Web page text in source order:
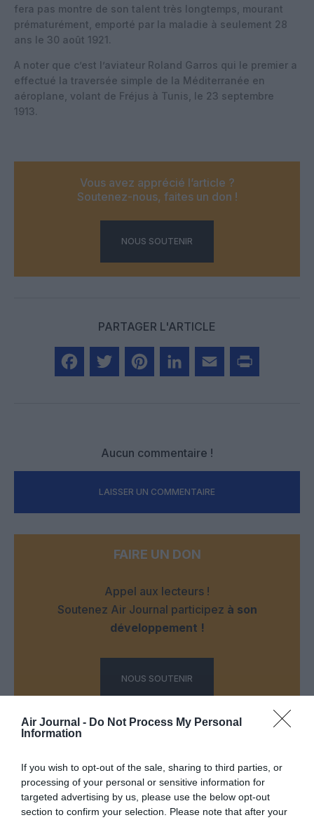
Air Journal - Do Not Process My Personal
Information
If you wish to opt-out of the sale, sharing to third parties, or
processing of your personal or sensitive information for
targeted advertising by us, please use the below opt-out
section to confirm your selection. Please note that after your
fera pas montre de son talent très longtemps, mourant
prématurément, emporté par la maladie à seulement 28
ans le 30 août 1921.
A noter que c’est l’aviateur Roland Garros qui le premier a
effectué la traversée simple de la Méditerranée en
aéroplane, volant de Fréjus à Tunis, le 23 septembre
1913.
Vous avez apprécié l’article ?
Soutenez-nous, faites un don !
NOUS SOUTENIR
PARTAGER L'ARTICLE
Aucun commentaire !
LAISSER UN COMMENTAIRE
FAIRE UN DON
Appel aux lecteurs !
Soutenez Air Journal participez à son
développement !
NOUS SOUTENIR
DERNIERS COMMENTAIRES